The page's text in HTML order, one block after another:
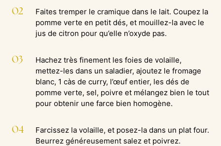
02
Faites tremper le cramique dans le lait. Coupez la
pomme verte en petit dés, et mouillez-la avec le
jus de citron pour qu’elle n’oxyde pas.
03
Hachez très finement les foies de volaille,
mettez-les dans un saladier, ajoutez le fromage
blanc, 1 càs de curry, l’œuf entier, les dés de
pomme verte, sel, poivre et mélangez bien le tout
pour obtenir une farce bien homogène.
04
Farcissez la volaille, et posez-la dans un plat four.
Beurrez généreusement salez et poivrez.